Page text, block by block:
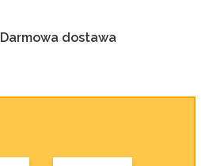
Darmowa dostawa